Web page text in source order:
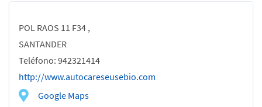
POL RAOS 11 F34 ,
SANTANDER
Teléfono: 942321414
http://www.autocareseusebio.com
Google Maps